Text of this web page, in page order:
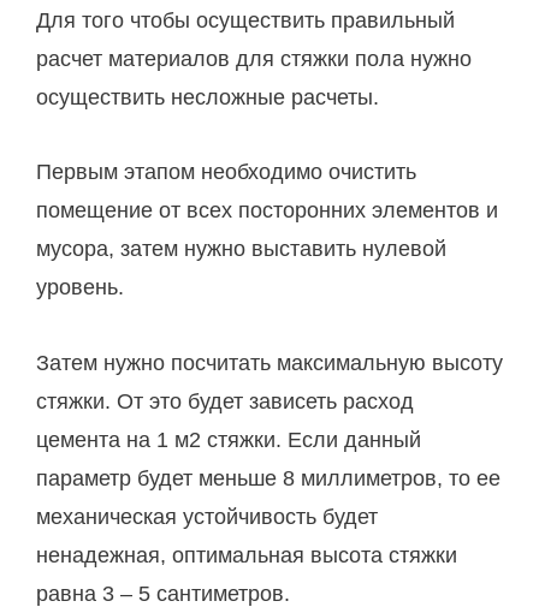
Для того чтобы осуществить правильный
расчет материалов для стяжки пола нужно
осуществить несложные расчеты.
Первым этапом необходимо очистить
помещение от всех посторонних элементов и
мусора, затем нужно выставить нулевой
уровень.
Затем нужно посчитать максимальную высоту
стяжки. От это будет зависеть расход
цемента на 1 м2 стяжки. Если данный
параметр будет меньше 8 миллиметров, то ее
механическая устойчивость будет
ненадежная, оптимальная высота стяжки
равна 3 – 5 сантиметров.